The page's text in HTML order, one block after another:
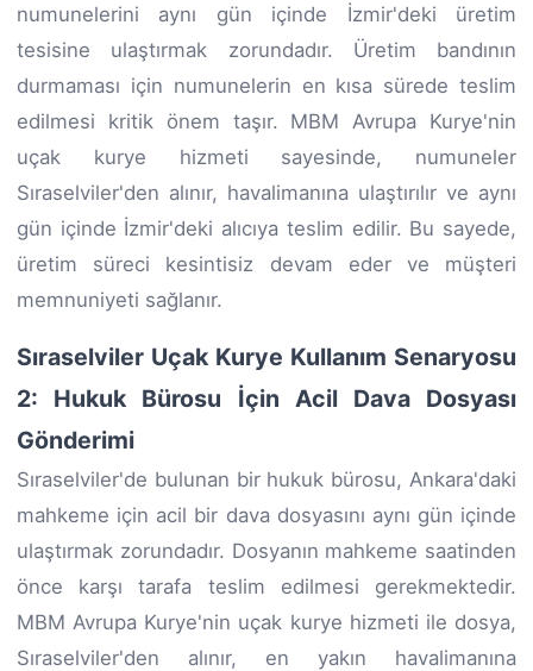
numunelerini aynı gün içinde İzmir'deki üretim
tesisine ulaştırmak zorundadır. Üretim bandının
durmaması için numunelerin en kısa sürede teslim
edilmesi kritik önem taşır. MBM Avrupa Kurye'nin
uçak kurye hizmeti sayesinde, numuneler
Sıraselviler'den alınır, havalimanına ulaştırılır ve aynı
gün içinde İzmir'deki alıcıya teslim edilir. Bu sayede,
üretim süreci kesintisiz devam eder ve müşteri
memnuniyeti sağlanır.
Sıraselviler Uçak Kurye Kullanım Senaryosu
2: Hukuk Bürosu İçin Acil Dava Dosyası
Gönderimi
Sıraselviler'de bulunan bir hukuk bürosu, Ankara'daki
mahkeme için acil bir dava dosyasını aynı gün içinde
ulaştırmak zorundadır. Dosyanın mahkeme saatinden
önce karşı tarafa teslim edilmesi gerekmektedir.
MBM Avrupa Kurye'nin uçak kurye hizmeti ile dosya,
Sıraselviler'den alınır, en yakın havalimanına